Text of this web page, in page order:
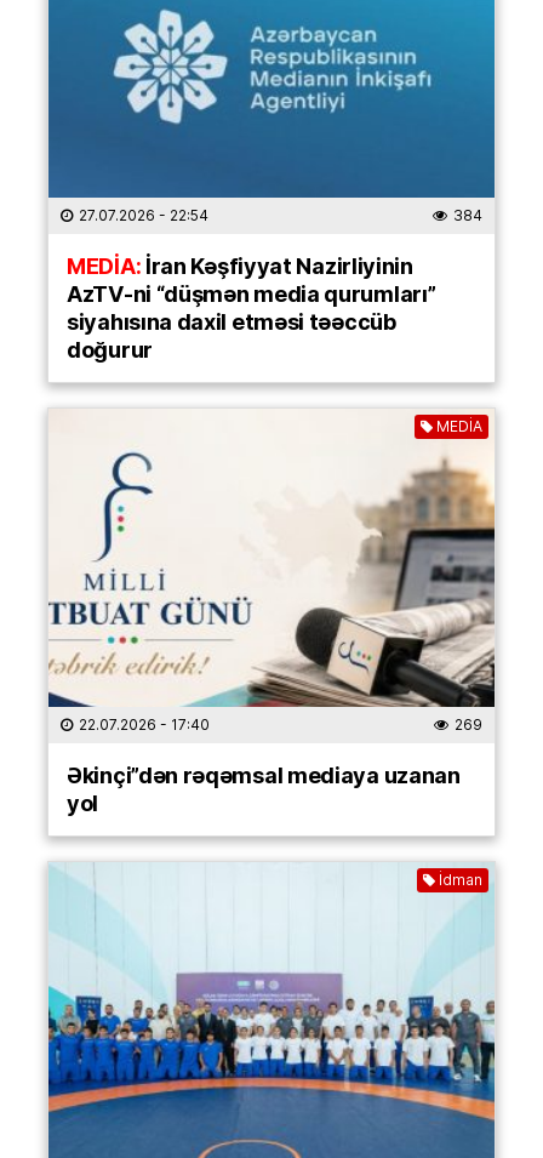
27.07.2026 - 22:54 384
MEDİA:İran Kəşfiyyat Nazirliyinin
AzTV-ni “düşmən media qurumları”
siyahısına daxil etməsi təəccüb
doğurur
MEDİA
22.07.2026 - 17:40 269
Əkinçi”dən rəqəmsal mediaya uzanan
yol
İdman